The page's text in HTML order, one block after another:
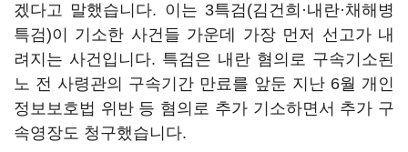
겠다고 말했습니다. 이는 3특검(김건희·내란·채해병
특검)이 기소한 사건들 가운데 가장 먼저 선고가 내
려지는 사건입니다. 특검은 내란 혐의로 구속기소된
노 전 사령관의 구속기간 만료를 앞둔 지난 6월 개인
정보보호법 위반 등 혐의로 추가 기소하면서 추가 구
속영장도 청구했습니다.